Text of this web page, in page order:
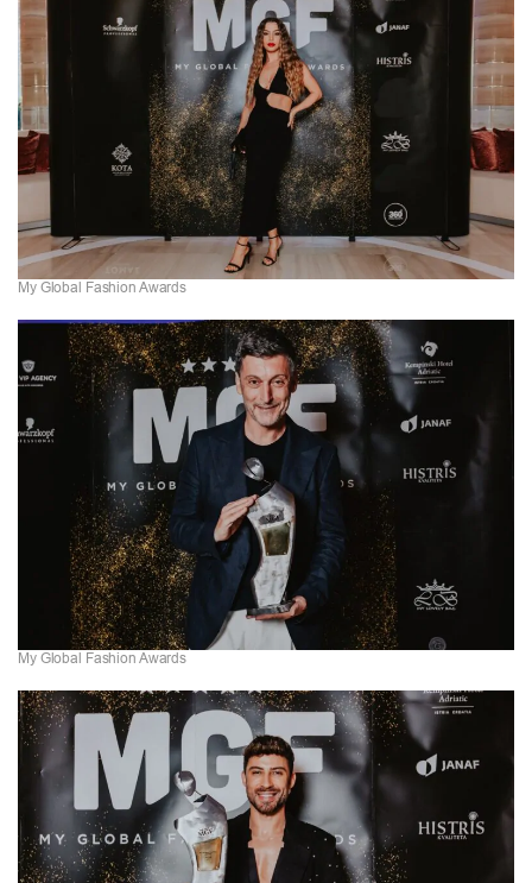
My Global Fashion Awards
My Global Fashion Awards